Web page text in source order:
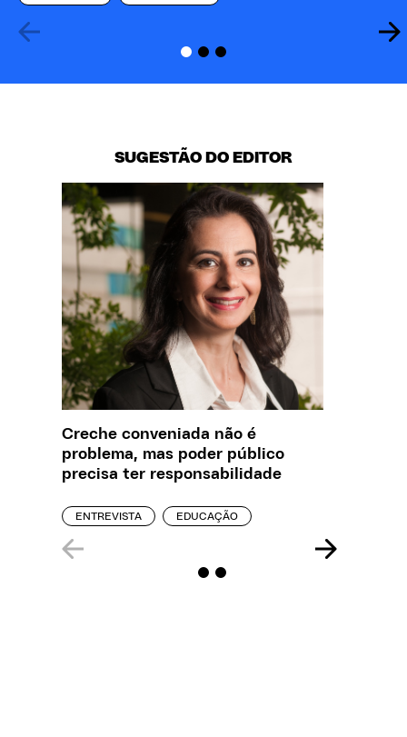
SUGESTÃO DO EDITOR
Creche conveniada não é
problema, mas poder público
precisa ter responsabilidade
ENTREVISTA EDUCAÇÃO